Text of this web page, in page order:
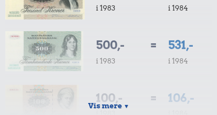
i 1983 i 1984
500,-
i 1983
= 531,-
i 1984
100,- = 106,-
Vis mere ▼